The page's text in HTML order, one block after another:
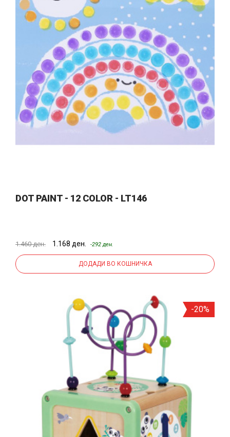
DOT PAINT - 12 COLOR - LT146
1.460 ден. 1.168 ден. -292 ден.
ДОДАДИ ВО КОШНИЧКА
-20%